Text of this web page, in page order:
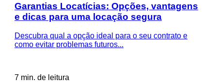
Garantias Locatícias: Opções, vantagens
e dicas para uma locação segura
Descubra qual a opção ideal para o seu contrato e
como evitar problemas futuros...
7 min. de leitura